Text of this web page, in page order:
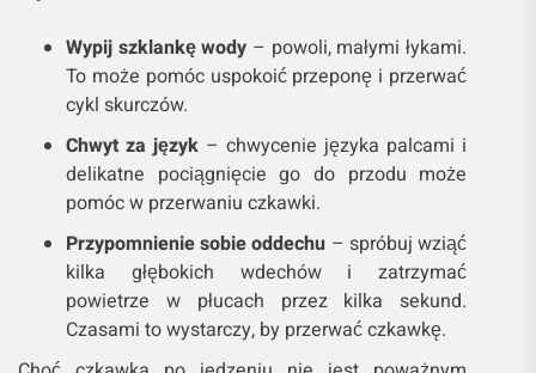
Wypij szklankę wody – powoli, małymi łykami.
To może pomóc uspokoić przeponę i przerwać
cykl skurczów.
Chwyt za język – chwycenie języka palcami i
delikatne pociągnięcie go do przodu może
pomóc w przerwaniu czkawki.
Przypomnienie sobie oddechu – spróbuj wziąć
kilka głębokich wdechów i zatrzymać
powietrze w płucach przez kilka sekund.
Czasami to wystarczy, by przerwać czkawkę.